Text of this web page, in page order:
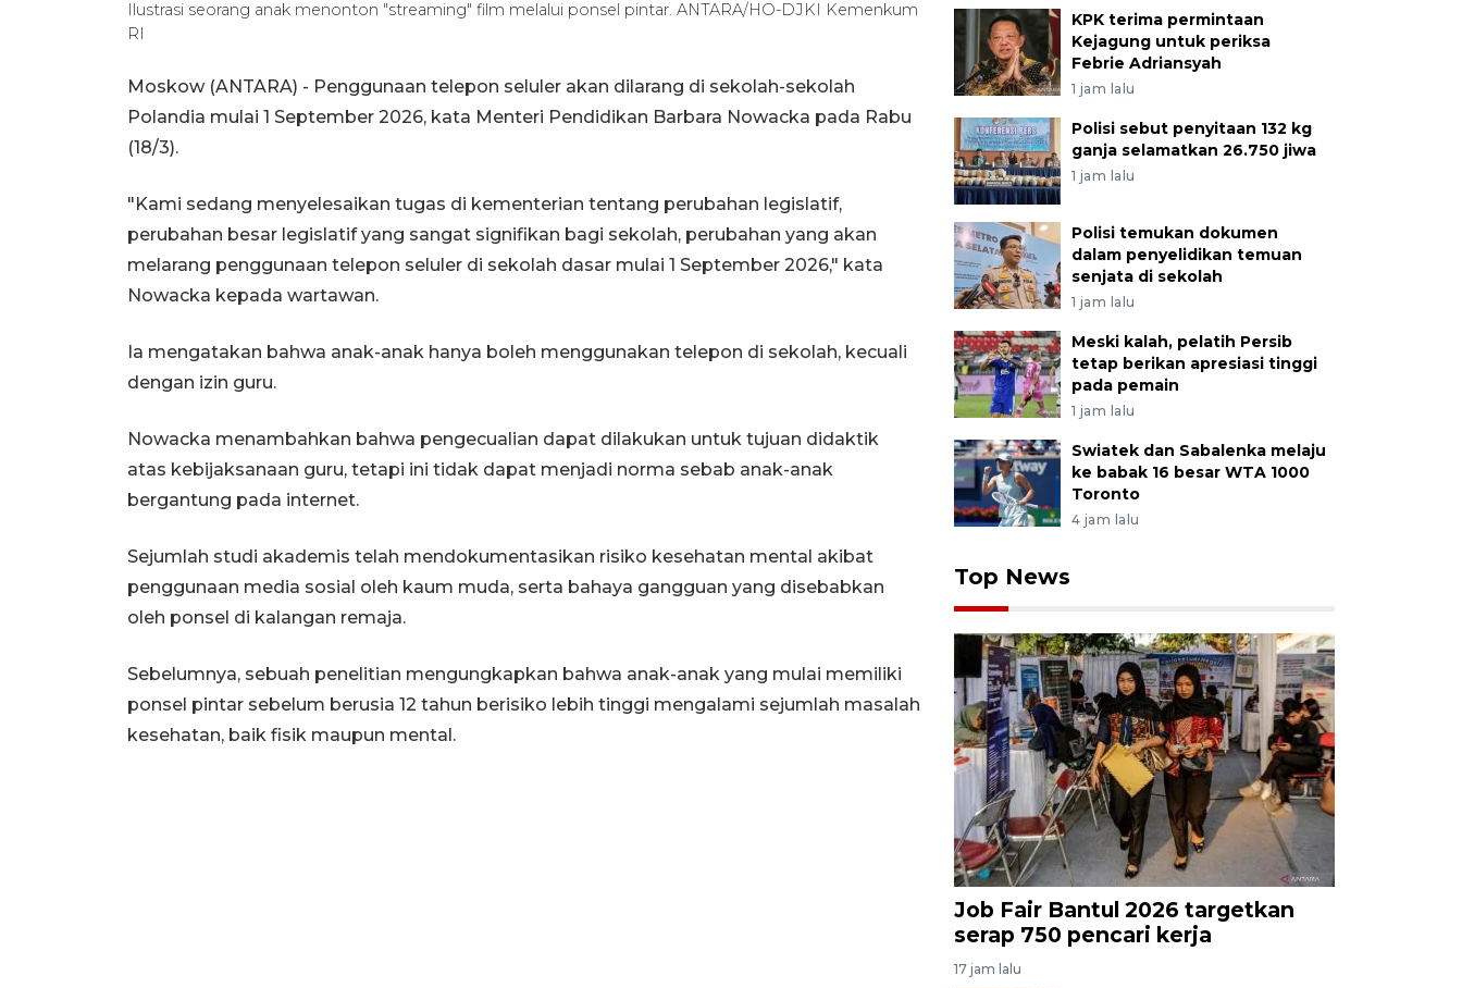
Ilustrasi seorang anak menonton "streaming" film melalui ponsel pintar. ANTARA/HO-DJKI Kemenkum
RI
Moskow (ANTARA) - Penggunaan telepon seluler akan dilarang di sekolah-sekolah
Polandia mulai 1 September 2026, kata Menteri Pendidikan Barbara Nowacka pada Rabu
(18/3).
"Kami sedang menyelesaikan tugas di kementerian tentang perubahan legislatif,
perubahan besar legislatif yang sangat signifikan bagi sekolah, perubahan yang akan
melarang penggunaan telepon seluler di sekolah dasar mulai 1 September 2026," kata
Nowacka kepada wartawan.
Ia mengatakan bahwa anak-anak hanya boleh menggunakan telepon di sekolah, kecuali
dengan izin guru.
Nowacka menambahkan bahwa pengecualian dapat dilakukan untuk tujuan didaktik
atas kebijaksanaan guru, tetapi ini tidak dapat menjadi norma sebab anak-anak
bergantung pada internet.
Sejumlah studi akademis telah mendokumentasikan risiko kesehatan mental akibat
penggunaan media sosial oleh kaum muda, serta bahaya gangguan yang disebabkan
oleh ponsel di kalangan remaja.
Sebelumnya, sebuah penelitian mengungkapkan bahwa anak-anak yang mulai memiliki
ponsel pintar sebelum berusia 12 tahun berisiko lebih tinggi mengalami sejumlah masalah
kesehatan, baik fisik maupun mental.
KPK terima permintaan
Kejagung untuk periksa
Febrie Adriansyah
1 jam lalu
Polisi sebut penyitaan 132 kg
ganja selamatkan 26.750 jiwa
1 jam lalu
Polisi temukan dokumen
dalam penyelidikan temuan
senjata di sekolah
1 jam lalu
Meski kalah, pelatih Persib
tetap berikan apresiasi tinggi
pada pemain
1 jam lalu
Swiatek dan Sabalenka melaju
ke babak 16 besar WTA 1000
Toronto
4 jam lalu
Top News
Job Fair Bantul 2026 targetkan
serap 750 pencari kerja
17 jam lalu